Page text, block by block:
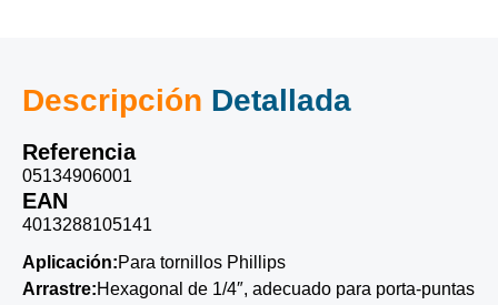
Descripción Detallada
Referencia
05134906001
EAN
4013288105141
Aplicación:Para tornillos Phillips
Arrastre:Hexagonal de 1/4″, adecuado para porta-puntas